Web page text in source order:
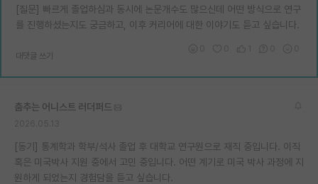
[질문] 빠르게 졸업하심과 동시에 논문개수도 많으신데 어떤 방식으로 연구
를 진행하셨는지도 궁금하고, 이후 커리어에 대한 이야기도 듣고 싶습니다.
대댓글 쓰기
춤추는 어니스트 러더퍼드
[동기] 통계학과 학부/석사 졸업 후 대학교 연구원으로 재직 중입니다. 이직
혹은 미국박사 지원 중에서 고민 중입니다. 어떤 계기로 미국 박사 과정에 지
원하게 되었는지 경험담을 듣고 싶습니다.